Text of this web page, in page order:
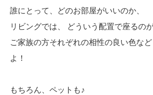
誰にとって、どのお部屋がいいのか、
リビングでは、 どういう配置で座るの
ご家族の方それぞれの相性の良い色な
よ！
もちろん、ペットも♪